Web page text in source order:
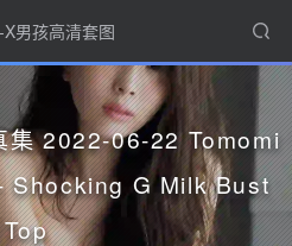
集 2022-06-22 Tomomi
Shocking G Milk Bust
Top